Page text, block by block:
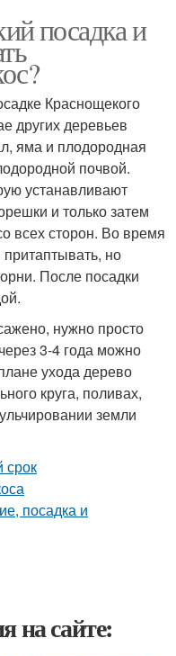
посадка и
Краснощекого
других деревьев
яма и плодородная
почвой.
устанавливают
и только затем
всех сторон. Во время
но
После посадки
нужно просто
3-4 года можно
ухода дерево
круга, поливах,
земли
на сайте: